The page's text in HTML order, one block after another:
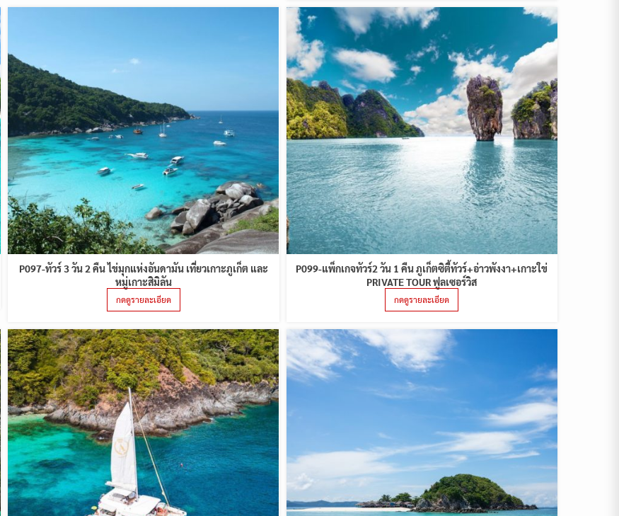
P097-ทัวร์ 3 วัน 2 คืน ไข่มุกแห่งอันดามัน เที่ยวเกาะภูเก็ต และ
หมู่เกาะสิมิลัน
กดดูรายละเอียด
P099-แพ็กเกจทัวร์2 วัน 1 คืน ภูเก็ตซิตี้ทัวร์+อ่าวพังงา+เกาะใข่
PRIVATE TOUR ฟูลเซอร์วิส
กดดูรายละเอียด